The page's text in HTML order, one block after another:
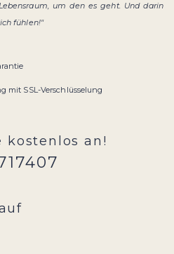
um den es geht. Und darin
fühlen!"
mit SSL-Verschlüsselung
kostenlos an!